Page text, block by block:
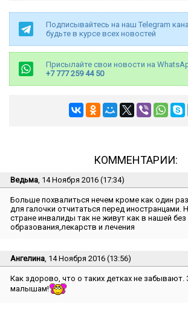
Подписывайтесь на наш Telegram
будьте в курсе всех новостей
Присылайте свои новости на
+7 777 259 44 50
КОММЕНТАРИИ:
Ведьма , 14 Ноября 2016 (17:34)
Больше похвалиться нечем кроме как один
для галочки отчитаться перед иностранцами.
стране инвалиды так не живут как в нашей без
образования,лекарств и лечения
Ангелина , 14 Ноября 2016 (13:56)
Как здорово, что о таких детках не
малышам!